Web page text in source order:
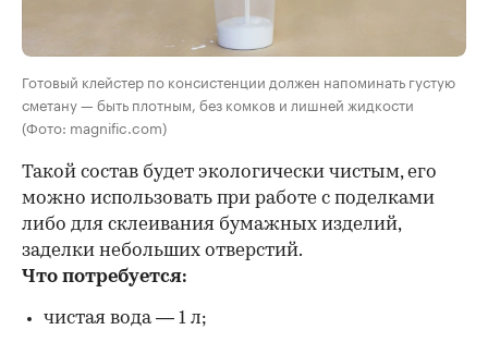
Готовый клейстер по консистенции должен напоминать густую
сметану — быть плотным, без комков и лишней жидкости
(Фото: magnific.com)
Такой состав будет экологически чистым, его
можно использовать при работе с поделками
либо для склеивания бумажных изделий,
заделки небольших отверстий.
Что потребуется:
чистая вода — 1 л;